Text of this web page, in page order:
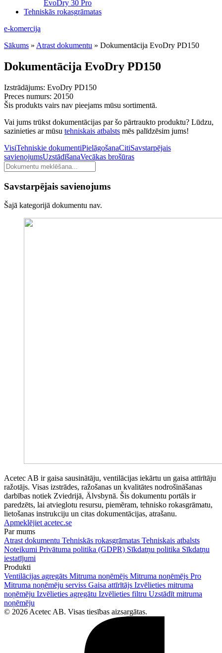
EvoDry 30 Pro
Tehniskās rokasgrāmatas
e-komercija
Sākums » Atrast dokumentu » Dokumentācija EvoDry PD150
Dokumentācija EvoDry PD150
Izstrādājums: EvoDry PD150
Preces numurs: 20150
Šis produkts vairs nav pieejams mūsu sortimentā.
Vai jums trūkst dokumentācijas par šo pārtraukto produktu? Lūdzu,
sazinieties ar mūsu tehniskais atbalsts mēs palīdzēsim jums!
VisiTehniskie dokumentiPielāgošanaCitiSavstarpējais
savienojumsUzstādīšanaVecākas brošūras
Meklēt
dokumentus
Savstarpējais savienojums
Šajā kategorijā dokumentu nav.
Acetec AB ir gaisa sausinātāju, ventilācijas iekārtu un gaisa attīrītāju
ražotājs. Visas izstrādes, ražošanas un kvalitātes nodrošināšanas
darbības notiek Zviedrijā, Älvsbynā. Šis dokumentu portāls ir
paredzēts, lai atvieglotu resursu, piemēram, tehnisko rokasgrāmatu,
lietošanas instrukciju un citas dokumentācijas, atrašanu.
Apmeklējiet acetec.se
Par mums
Atrast dokumentu Tehniskās rokasgrāmatas Tehniskais atbalsts
Noteikumi Privātuma politika (GDPR) Sīkdatņu politika Sīkdatņu
iestatījumi
Produkti
Ventilācijas agregāts Mitruma noņēmējs Mitruma noņēmējs Pro
Mitruma noņēmēju serviss Gaisa attīrītājs Izvēlieties mitruma
noņēmēju Izvēlieties agregātu Izvēlieties filtru Uzstādīt mitruma
noņēmēju
© 2026 Acetec AB. Visas tiesības aizsargātas.